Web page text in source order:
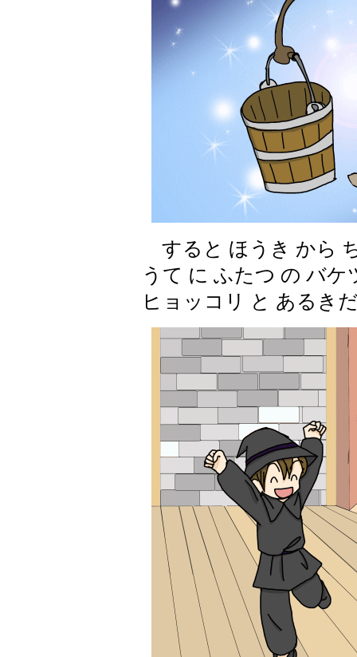
すると ほうき から
うて に ふたつ の バ
ヒョッコリ と あるき